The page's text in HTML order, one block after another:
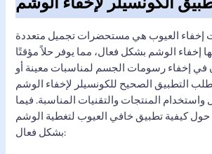
العيوب هي مستحضرات تجميل متعددة
إخفاء الوشم بشكل فعال، مما يوفر حلاً مؤقتًا
في إخفاء رسومات الجسم لمناسبات معينة أو
التطبيق الصحيح للكونسيلر لإخفاء الوشم
واستخدام المنتجات والتقنيات المناسبة. فيما
كيفية تطبيق خافي العيوب لتغطية الوشم
بشكل فعال: